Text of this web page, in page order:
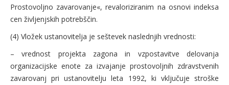
Prostovoljno zavarovanje«, revaloriziranim na osnovi indeksa
cen življenjskih potrebščin.
(4) Vložek ustanovitelja je seštevek naslednjih vrednosti:
– vrednost projekta zagona in vzpostavitve delovanja
organizacijske enote za izvajanje prostovoljnih zdravstvenih
zavarovanj pri ustanovitelju leta 1992, ki vključuje stroške